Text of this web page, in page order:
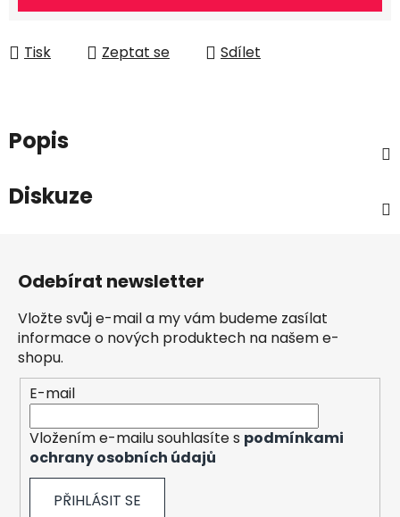
Tisk Zeptat se Sdílet
Popis
Diskuze
Odebírat newsletter
Vložte svůj e-mail a my vám budeme zasílat
informace o nových produktech na našem e-
shopu.
E-mail
Vložením e-mailu souhlasíte s podmínkami
ochrany osobních údajů
PŘIHLÁSIT SE